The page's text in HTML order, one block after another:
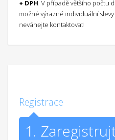
+ DPH. V případě většího počtu
možné výrazné individuální
neváhejte kontaktovat!
Registrace
1.